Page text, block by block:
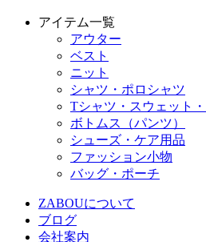
アイテム一覧
アウター
ベスト
ニット
シャツ・ポロシャツ
Tシャツ・スウェット
ボトムス（パンツ）
シューズ・ケア用品
ファッション小物
バッグ・ポーチ
ZABOUについて
ブログ
会社案内